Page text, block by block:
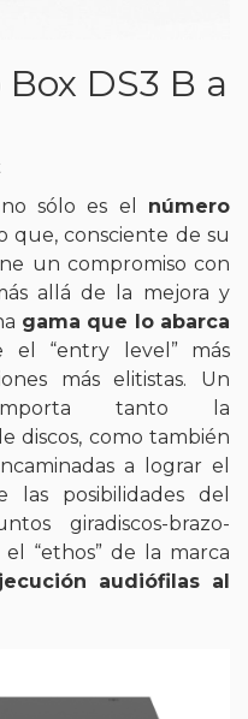
DS3 B a
sólo es el número
que, consciente de su
un compromiso con
allá de la mejora y
gama que lo abarca
el “entry level” más
más elitistas. Un
tanto la
discos, como también
a lograr el
las posibilidades del
giradiscos-brazo-
“ethos” de la marca
audiófilas al